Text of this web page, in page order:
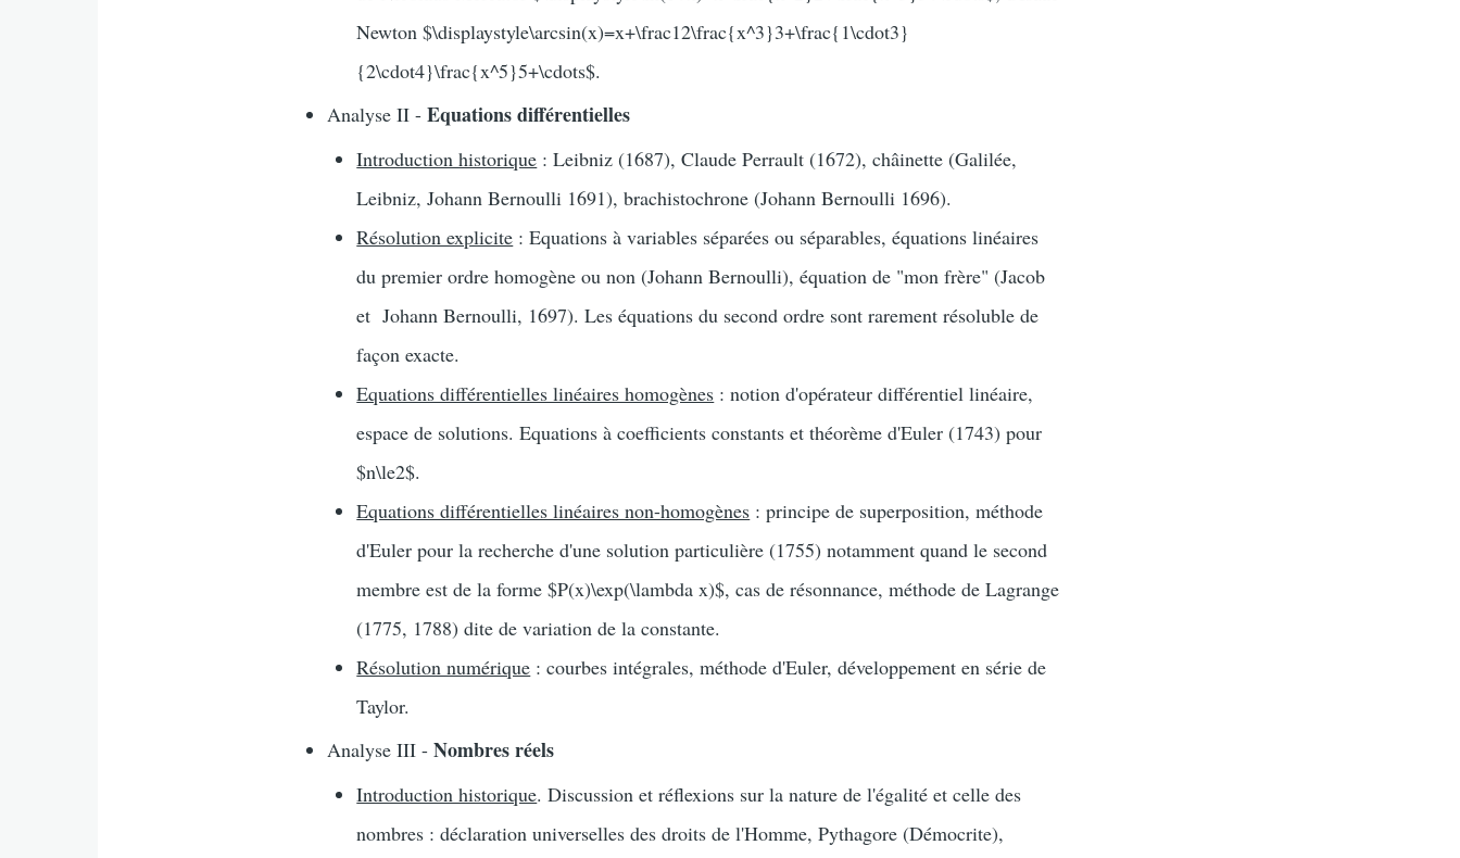
Newton $\displaystyle\arcsin(x)=x+\frac12\frac{x^3}3+\frac{1\cdot3}
{2\cdot4}\frac{x^5}5+\cdots$.
Analyse II -Equations différentielles
Introduction historique : Leibniz (1687), Claude Perrault (1672), châinette (Galilée,
Leibniz, Johann Bernoulli 1691), brachistochrone (Johann Bernoulli 1696).
Résolution explicite : Equations à variables séparées ou séparables, équations linéaires
du premier ordre homogène ou non (Johann Bernoulli), équation de "mon frère" (Jacob
et Johann Bernoulli, 1697). Les équations du second ordre sont rarement résoluble de
façon exacte.
Equations différentielles linéaires homogènes : notion d'opérateur différentiel linéaire,
espace de solutions. Equations à coefficients constants et théorème d'Euler (1743) pour
$n\le2$.
Equations différentielles linéaires non-homogènes : principe de superposition, méthode
d'Euler pour la recherche d'une solution particulière (1755) notamment quand le second
membre est de la forme $P(x)\exp(\lambda x)$, cas de résonnance, méthode de Lagrange
(1775, 1788) dite de variation de la constante.
Résolution numérique : courbes intégrales, méthode d'Euler, développement en série de
Taylor.
Analyse III -Nombres réels
Introduction historique. Discussion et réflexions sur la nature de l'égalité et celle des
nombres : déclaration universelles des droits de l'Homme, Pythagore (Démocrite),